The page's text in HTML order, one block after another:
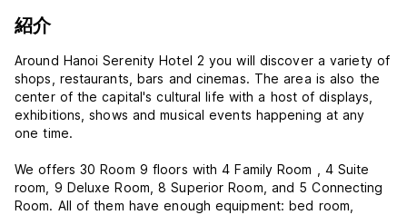
紹介
Around Hanoi Serenity Hotel 2 you will discover a variety of
shops, restaurants, bars and cinemas. The area is also the
center of the capital's cultural life with a host of displays,
exhibitions, shows and musical events happening at any
one time.
We offers 30 Room 9 floors with 4 Family Room , 4 Suite
room, 9 Deluxe Room, 8 Superior Room, and 5 Connecting
Room. All of them have enough equipment: bed room,